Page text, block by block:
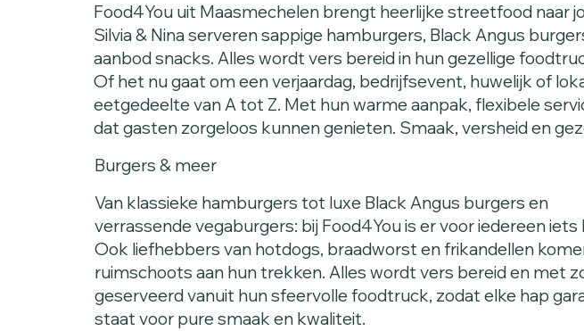
Food4You uit Maasmechelen brengt heerlijke streetfood naar
Silvia & Nina serveren sappige hamburgers, Black Angus
aanbod snacks. Alles wordt vers bereid in hun gezellige
Of het nu gaat om een verjaardag, bedrijfsevent, huwelijk of
eetgedeelte van A tot Z. Met hun warme aanpak, flexibele
dat gasten zorgeloos kunnen genieten. Smaak, versheid en
Burgers & meer
Van klassieke hamburgers tot luxe Black Angus burgers en
verrassende vegaburgers: bij Food4You is er voor iedereen iets
Ook liefhebbers van hotdogs, braadworst en frikandellen
ruimschoots aan hun trekken. Alles wordt vers bereid en met
geserveerd vanuit hun sfeervolle foodtruck, zodat elke hap
staat voor pure smaak en kwaliteit.